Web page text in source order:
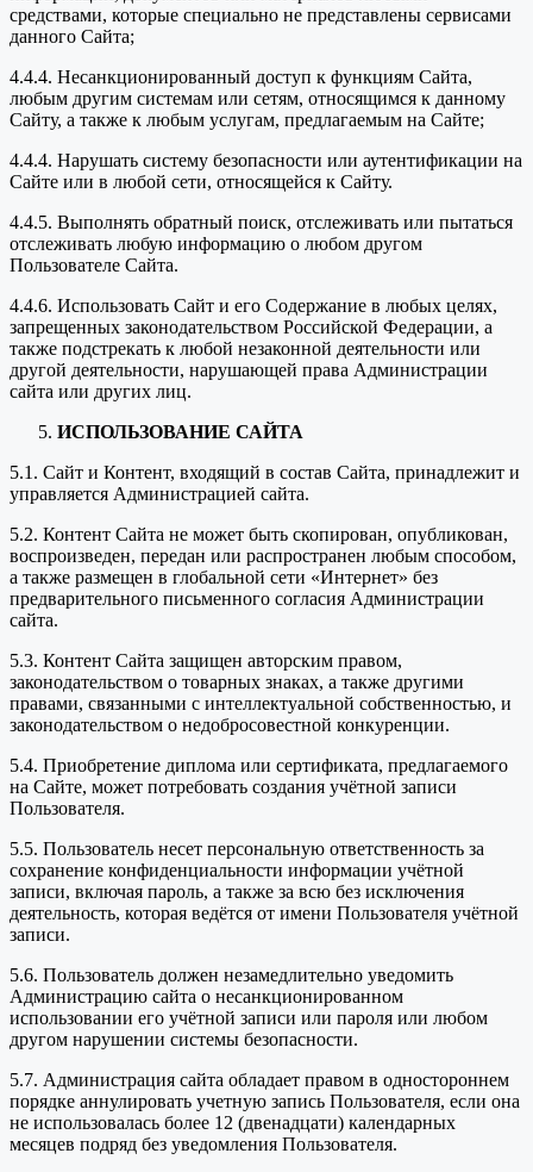
средствами, которые специально не представлены сервисами
данного Сайта;
4.4.4. Несанкционированный доступ к функциям Сайта,
любым другим системам или сетям, относящимся к данному
Сайту, а также к любым услугам, предлагаемым на Сайте;
4.4.4. Нарушать систему безопасности или аутентификации на
Сайте или в любой сети, относящейся к Сайту.
4.4.5. Выполнять обратный поиск, отслеживать или пытаться
отслеживать любую информацию о любом другом
Пользователе Сайта.
4.4.6. Использовать Сайт и его Содержание в любых целях,
запрещенных законодательством Российской Федерации, а
также подстрекать к любой незаконной деятельности или
другой деятельности, нарушающей права Администрации
сайта или других лиц.
ИСПОЛЬЗОВАНИЕ САЙТА
5.1. Сайт и Контент, входящий в состав Сайта, принадлежит и
управляется Администрацией сайта.
5.2. Контент Сайта не может быть скопирован, опубликован,
воспроизведен, передан или распространен любым способом,
а также размещен в глобальной сети «Интернет» без
предварительного письменного согласия Администрации
сайта.
5.3. Контент Сайта защищен авторским правом,
законодательством о товарных знаках, а также другими
правами, связанными с интеллектуальной собственностью, и
законодательством о недобросовестной конкуренции.
5.4. Приобретение диплома или сертификата, предлагаемого
на Сайте, может потребовать создания учётной записи
Пользователя.
5.5. Пользователь несет персональную ответственность за
сохранение конфиденциальности информации учётной
записи, включая пароль, а также за всю без исключения
деятельность, которая ведётся от имени Пользователя учётной
записи.
5.6. Пользователь должен незамедлительно уведомить
Администрацию сайта о несанкционированном
использовании его учётной записи или пароля или любом
другом нарушении системы безопасности.
5.7. Администрация сайта обладает правом в одностороннем
порядке аннулировать учетную запись Пользователя, если она
не использовалась более 12 (двенадцати) календарных
месяцев подряд без уведомления Пользователя.